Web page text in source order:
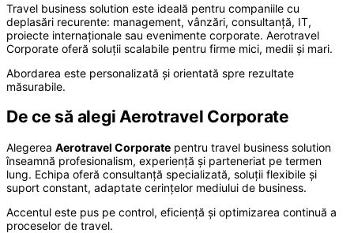
Travel business solution este ideală pentru companiile cu
deplasări recurente: management, vânzări, consultanță, IT,
proiecte internaționale sau evenimente corporate. Aerotravel
Corporate oferă soluții scalabile pentru firme mici, medii și mari.
Abordarea este personalizată și orientată spre rezultate
măsurabile.
De ce să alegi Aerotravel Corporate
Alegerea Aerotravel Corporate pentru travel business solution
înseamnă profesionalism, experiență și parteneriat pe termen
lung. Echipa oferă consultanță specializată, soluții flexibile și
suport constant, adaptate cerințelor mediului de business.
Accentul este pus pe control, eficiență și optimizarea continuă a
proceselor de travel.